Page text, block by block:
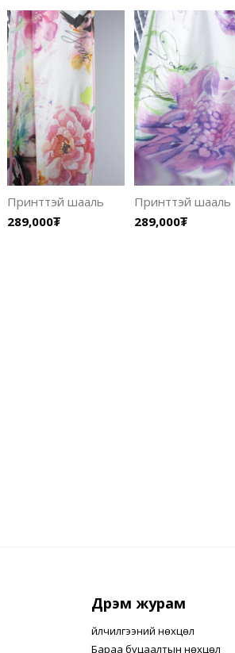
Принттэй шааль
289,000₮
Принттэй шааль
289,000₮
Дүрэм журам
Үйлчилгээний нөхцөл
Бараа буцаалтын нөхцөл